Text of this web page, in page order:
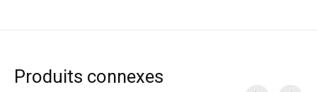
Produits connexes